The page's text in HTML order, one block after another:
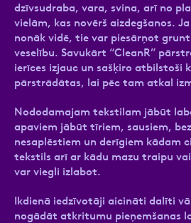
dzīvsudraba, vara, svina, arī no
vielām, kas novērš aizdegšanos.
nonāk vidē, tie var piesārņot
veselību. Savukārt “CleanR”
ierīces izjauc un sašķiro atbilstoši
pārstrādātas, lai pēc tam atkal
Nododamajam tekstilam jābūt
apaviem jābūt tīriem, sausiem,
nesaplēstiem un derīgiem kādam
tekstils arī ar kādu mazu traipu
var viegli izlabot.
Ikdienā iedzīvotāji aicināti dalīti
nogādāt atkritumu pieņemšanas